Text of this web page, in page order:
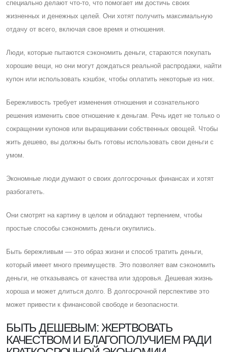
специально делают что-то, что помогает им достичь своих
жизненных и денежных целей. Они хотят получить максимальную
отдачу от всего, включая свое время и отношения.
Люди, которые пытаются сэкономить деньги, стараются покупать
хорошие вещи, но они могут дождаться реальной распродажи, найти
купон или использовать кэшбэк, чтобы оплатить некоторые из них.
Бережливость требует изменения отношения и сознательного
решения изменить свое отношение к деньгам. Речь идет не только о
сокращении купонов или выращивании собственных овощей. Чтобы
жить дешево, вы должны быть готовы использовать свои деньги с
умом.
Экономные люди думают о своих долгосрочных финансах и хотят
разбогатеть.
Они смотрят на картину в целом и обладают терпением, чтобы
простые способы сэкономить деньги окупились.
Быть бережливым — это образ жизни и способ тратить деньги,
который имеет много преимуществ. Это позволяет вам сэкономить
деньги, не отказываясь от качества или здоровья. Дешевая жизнь
хороша и может длиться долго. В долгосрочной перспективе это
может привести к финансовой свободе и безопасности.
БЫТЬ ДЕШЕВЫМ: ЖЕРТВОВАТЬ
КАЧЕСТВОМ И БЛАГОПОЛУЧИЕМ РАДИ